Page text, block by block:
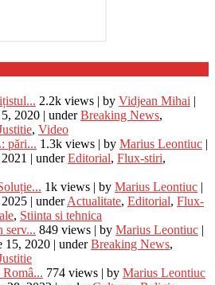
2.2k views | by Vidjean Mihai |
2020 | underBreaking News,
, Video
pări... 1.3k views | by Marius Leontiuc |
| underEditorial, Flux-stiri,
1k views | by Marius Leontiuc |
| underActualitate, Editorial, Flux-
, Stiinta si tehnica
serv... 849 views | by Marius Leontiuc |
15, 2020 | underBreaking News,
Româ... 774 views | by Marius Leontiuc